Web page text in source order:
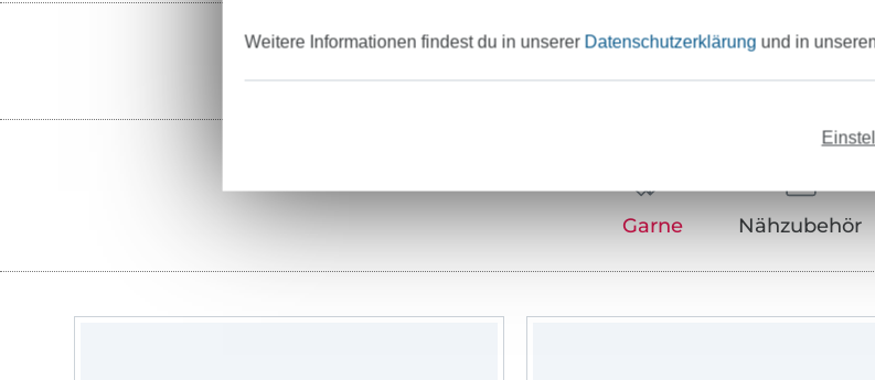
Unser Tipp: Das passt
Garne Nähzubehör
Weitere Informationen findest du in unserer Datenschutzerklärung und in